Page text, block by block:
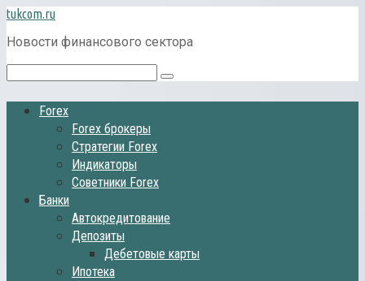
Перейти
к
контенту
tukcom.ru
Новости финансового сектора
Поиск:
Forex
Forex брокеры
Стратегии Forex
Индикаторы
Советники Forex
Банки
Автокредитование
Депозиты
Дебетовые карты
Ипотека